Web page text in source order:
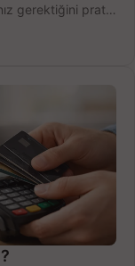
gerektiğini pratik